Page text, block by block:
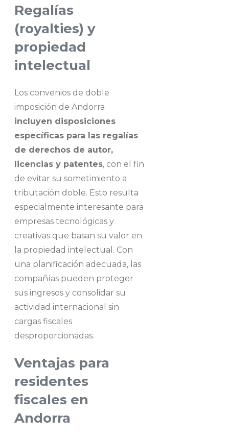
Regalías
(royalties) y
propiedad
intelectual
Los convenios de doble
imposición de Andorra
incluyen disposiciones
específicas para las regalías
de derechos de autor,
licencias y patentes, con el fin
de evitar su sometimiento a
tributación doble. Esto resulta
especialmente interesante para
empresas tecnológicas y
creativas que basan su valor en
la propiedad intelectual. Con
una planificación adecuada, las
compañías pueden proteger
sus ingresos y consolidar su
actividad internacional sin
cargas fiscales
desproporcionadas.
Ventajas para
residentes
fiscales en
Andorra